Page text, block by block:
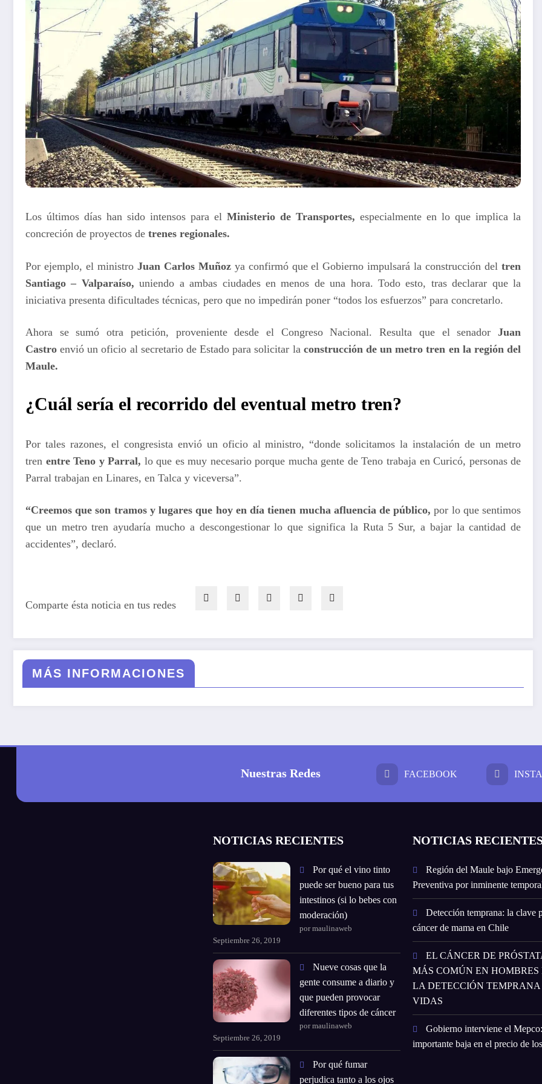
Los últimos días han sido intensos para elMinisterio de Transportes, especialmente en lo que implica la
concreción de proyectos de trenes regionales.
Por ejemplo, el ministro Juan Carlos Muñoz ya confirmó que el Gobierno impulsará la construcción deltren
Santiago – Valparaíso, uniendo a ambas ciudades en menos de una hora. Todo esto, tras declarar que la
iniciativa presenta dificultades técnicas, pero que no impedirán poner “todos los esfuerzos” para concretarlo.
Ahora se sumó otra petición, proveniente desde el Congreso Nacional. Resulta que el senadorJuan
Castroenvió un oficio al secretario de Estado para solicitar la construcción de un metro tren en la región del
Maule.
¿Cuál sería el recorrido del eventual metro tren?
Por tales razones, el congresista envió un oficio al ministro, “donde solicitamos la instalación de un metro
tren entre Teno y Parral, lo que es muy necesario porque mucha gente de Teno trabaja en Curicó, personas de
Parral trabajan en Linares, en Talca y viceversa”.
“Creemos que son tramos y lugares que hoy en día tienen mucha afluencia de público, por lo que sentimos
que un metro tren ayudaría mucho a descongestionar lo que significa la Ruta 5 Sur, a bajar la cantidad de
accidentes”, declaró.
Comparte ésta noticia en tus redes
MÁS INFORMACIONES
Nuestras Redes FACEBOOK
NOTICIAS RECIENTES
Por qué el vino tinto
puede ser bueno para tus
intestinos (si lo bebes con
moderación)
por maulinaweb
Septiembre 26, 2019
Nueve cosas que la
gente consume a diario y
que pueden provocar
diferentes tipos de cáncer
por maulinaweb
Septiembre 26, 2019
Por qué fumar
perjudica tanto a los ojos
NOTICIAS
Región del Maule bajo
Preventiva por inminente
Detección temprana: la clave
cáncer de mama en Chile
EL CÁNCER DE
MÁS COMÚN EN HOMBRES
LA DETECCIÓN TEMPRANA
VIDAS
Gobierno interviene el
importante baja en el precio de